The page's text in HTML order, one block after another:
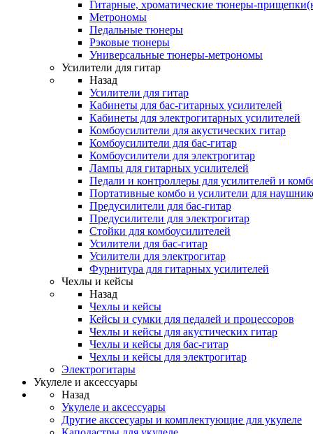
Гитарные, хроматические тюнеры-
Метрономы
Педальные тюнеры
Рэковые тюнеры
Универсальные тюнеры-метрономы
Усилители для гитар
Назад
Усилители для гитар
Кабинеты для бас-гитарных усилителей
Кабинеты для электрогитарных усилителей
Комбоусилители для акустических гитар
Комбоусилители для бас-гитар
Комбоусилители для электрогитар
Лампы для гитарных усилителей
Педали и контроллеры для усилителей и
Портативные комбо и усилители для
Предусилители для бас-гитар
Предусилители для электрогитар
Стойки для комбоусилителей
Усилители для бас-гитар
Усилители для электрогитар
Фурнитура для гитарных усилителей
Чехлы и кейсы
Назад
Чехлы и кейсы
Кейсы и сумки для педалей и процессоров
Чехлы и кейсы для акустических гитар
Чехлы и кейсы для бас-гитар
Чехлы и кейсы для электрогитар
Электрогитары
Укулеле и аксессуары
Назад
Укулеле и аксессуары
Другие акссесуары и комплектующие для укулеле